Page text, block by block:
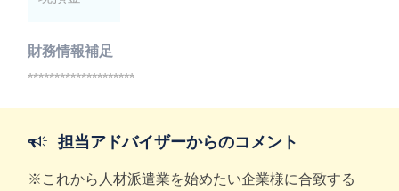
財務情報補足
********************
担当アドバイザーからのコメント
※これから人材派遣業を始めたい企業様に合致する